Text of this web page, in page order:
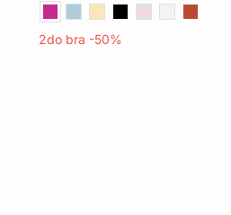
2do bra -50%